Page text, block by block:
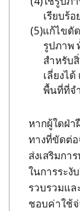
เรียบร้
แก้ไขดั
รูปภาพ
สำหรับ
เลี่ยงไ
พื้นที่ที่จ
หากผู้ใดฝ่า
ทางที่ขัดต่
ส่งเสริมกา
ในการระงั
รวบรวมแ
ชอบค่าใช้